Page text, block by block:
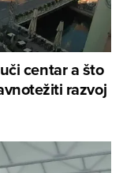
centar a što
razvoj